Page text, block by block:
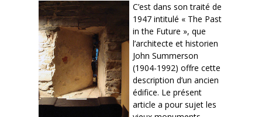
C’est dans son traité de
1947 intitulé « The Past
in the Future », que
l’architecte et historien
John Summerson
(1904-1992) offre cette
description d’un ancien
édifice. Le présent
article a pour sujet les